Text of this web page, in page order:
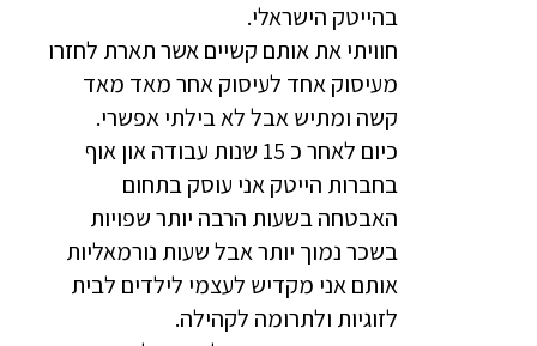
בהייטק הישראלי.
חוויתי את אותם קשיים אשר תארת לחזרו
מעיסוק אחד לעיסוק אחר מאד מאד
קשה ומתיש אבל לא בילתי אפשרי.
כיום לאחר כ 15 שנות עבודה און אוף
בחברות הייטק אני עוסק בתחום
האבטחה בשעות הרבה יותר שפויות
בשכר נמוך יותר אבל שעות נורמאליות
אותם אני מקדיש לעצמי לילדים לבית
לזוגיות ולתרומה לקהילה.